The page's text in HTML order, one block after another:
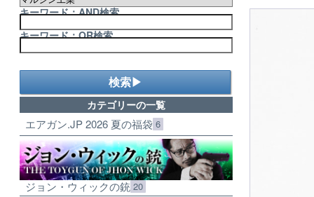
キーワード：AND検索
キーワード：OR検索
検索▶
カテゴリーの一覧
エアガン.JP 2026 夏の福袋 6
ジョン・ウィックの銃 20